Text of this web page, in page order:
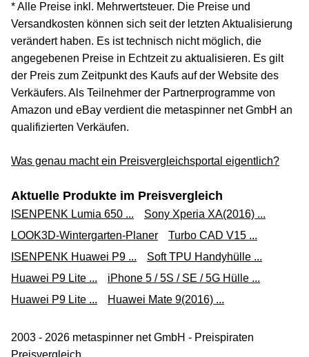
* Alle Preise inkl. Mehrwertsteuer. Die Preise und
Versandkosten können sich seit der letzten Aktualisierung
verändert haben. Es ist technisch nicht möglich, die
angegebenen Preise in Echtzeit zu aktualisieren. Es gilt
der Preis zum Zeitpunkt des Kaufs auf der Website des
Verkäufers. Als Teilnehmer der Partnerprogramme von
Amazon und eBay verdient die metaspinner net GmbH an
qualifizierten Verkäufen.
Was genau macht ein Preisvergleichsportal eigentlich?
Aktuelle Produkte im Preisvergleich
ISENPENK Lumia 650 ...
Sony Xperia XA(2016) ...
LOOK3D-Wintergarten-Planer
Turbo CAD V15 ...
ISENPENK Huawei P9 ...
Soft TPU Handyhülle ...
Huawei P9 Lite ...
iPhone 5 / 5S / SE / 5G Hülle ...
Huawei P9 Lite ...
Huawei Mate 9(2016) ...
2003 - 2026 metaspinner net GmbH - Preispiraten